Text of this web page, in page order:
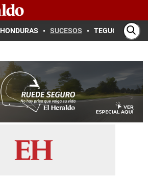
HONDURAS SUCESOS TEGUCIGALPA